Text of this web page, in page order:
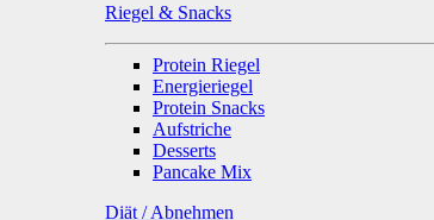
Riegel & Snacks
Protein Riegel
Energieriegel
Protein Snacks
Aufstriche
Desserts
Pancake Mix
Diät / Abnehmen